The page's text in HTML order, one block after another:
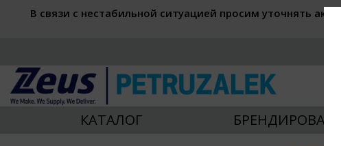
В связи с нестабильной ситуацией просим уточнять
КАТАЛОГ